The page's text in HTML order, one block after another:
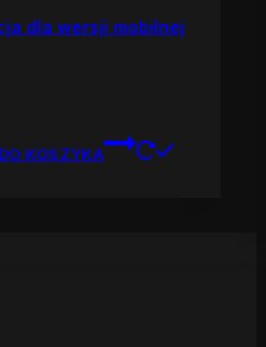
dla wersji mobilnej
KOSZYKA